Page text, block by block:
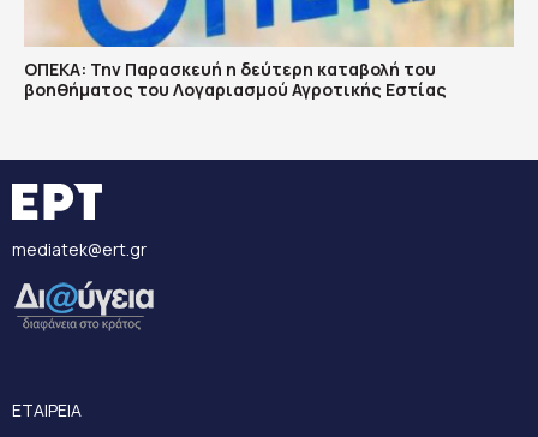
ΟΠΕΚΑ: Την Παρασκευή η δεύτερη καταβολή του
βοηθήματος του Λογαριασμού Αγροτικής Εστίας
mediatek@ert.gr
ΕΤΑΙΡΕΙΑ